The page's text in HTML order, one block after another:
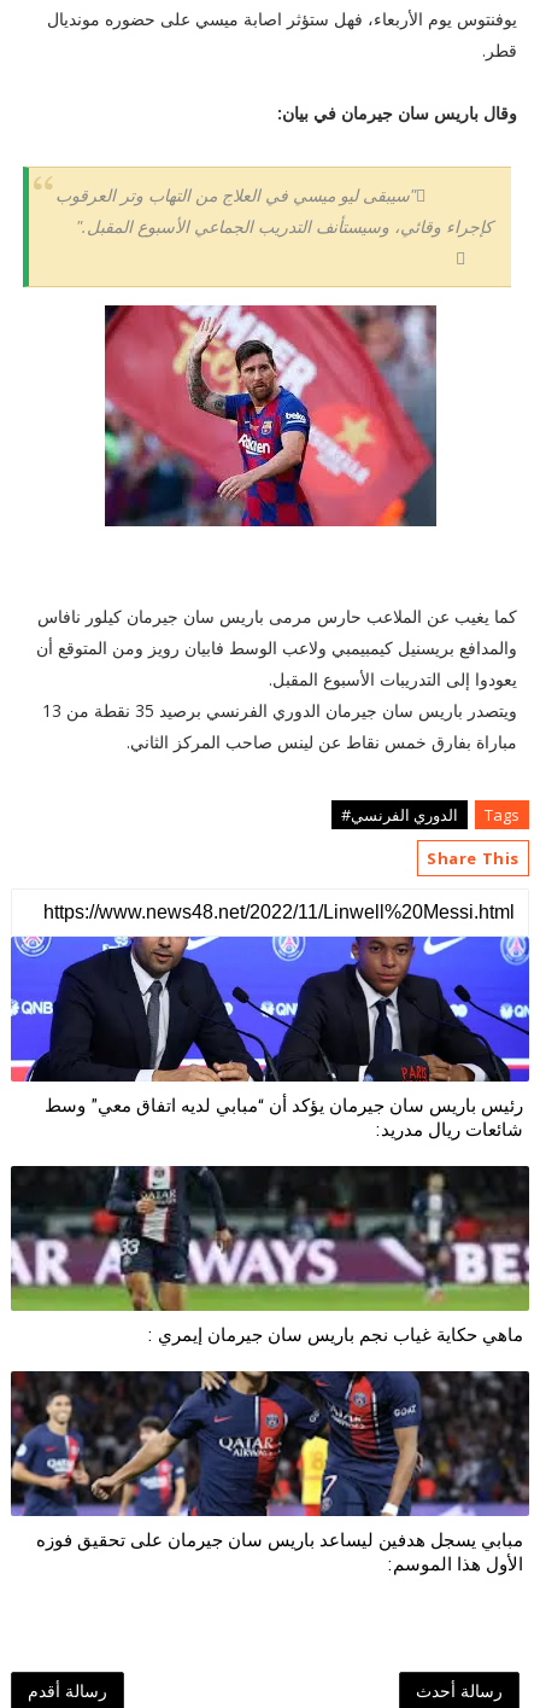
يوفنتوس يوم الأربعاء، فهل ستؤثر اصابة ميسي على حضوره مونديال
قطر.
وقال باريس سان جيرمان في بيان:
"سيبقى ليو ميسي في العلاج من التهاب وتر العرقوب
كإجراء وقائي، وسيستأنف التدريب الجماعي الأسبوع المقبل."
كما يغيب عن الملاعب حارس مرمى باريس سان جيرمان كيلور نافاس
والمدافع بريسنيل كيمبيمبي ولاعب الوسط فابيان رويز ومن المتوقع أن
يعودوا إلى التدريبات الأسبوع المقبل.
ويتصدر باريس سان جيرمان الدوري الفرنسي برصيد 35 نقطة من 13
مباراة بفارق خمس نقاط عن لينس صاحب المركز الثاني.
Tags
الدوري الفرنسي#
Share This
رئيس باريس سان جيرمان يؤكد أن “مبابي لديه اتفاق معي” وسط
شائعات ريال مدريد:
ماهي حكاية غياب نجم باريس سان جيرمان إيمري :
مبابي يسجل هدفين ليساعد باريس سان جيرمان على تحقيق فوزه
الأول هذا الموسم:
رسالة أحدث رسالة أقدم